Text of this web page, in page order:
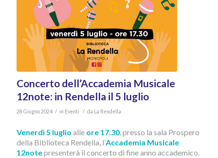
Concerto dell’Accademia Musicale
12note: in Rendella il 5 luglio
28 Giugno 2024 / in Eventi / da La Rendella
Venerdì 5 luglio alle ore 17.30, presso la sala Prospero
della Biblioteca Rendella, l’Accademia Musicale
12notepresenterà il concerto di fine anno accademico.